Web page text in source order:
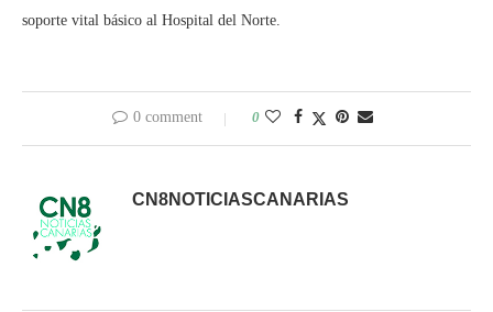
soporte vital básico al Hospital del Norte.
0 comment 0
CN8NOTICIASCANARIAS